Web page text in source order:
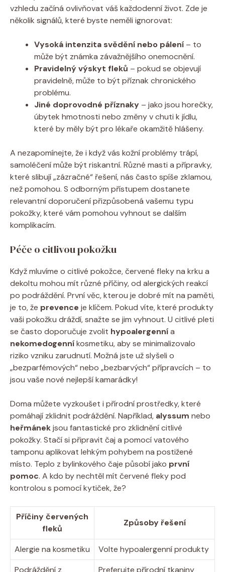
vzhledu začíná ovlivňovat váš každodenní život. Zde je
několik signálů, které byste neměli ignorovat:
Vysoká intenzita svědění nebo pálení – to
může být známka závažnějšího onemocnění.
Pravidelný výskyt fleků – pokud se objevují
pravidelně, může to být příznak chronického
problému.
Jiné doprovodné příznaky – jako jsou horečky,
úbytek hmotnosti nebo změny v chuti k jídlu,
které by měly být pro lékaře okamžitě hlášeny.
A nezapomínejte, že i když vás kožní problémy trápí,
samoléčení může být riskantní. Různé masti a přípravky,
které slibují „zázračné“ řešení, nás často spíše zklamou,
než pomohou. S odborným přístupem dostanete
relevantní doporučení přizpůsobená vašemu typu
pokožky, které vám pomohou vyhnout se dalším
komplikacím.
Péče o citlivou pokožku
Když mluvíme o citlivé pokožce, červené fleky na krku a
dekoltu mohou mít různé příčiny, od alergických reakcí
po podráždění. První věc, kterou je dobré mít na paměti,
je to, že prevence je klíčem. Pokud víte, které produkty
vaši pokožku dráždí, snažte se jim vyhnout. U citlivé pleti
se často doporučuje zvolit hypoalergennía
nekomedogenníkosmetiku, aby se minimalizovalo
riziko vzniku zarudnutí. Možná jste už slyšeli o
„bezparfémových“ nebo „bezbarvých“ přípravcích – to
jsou vaše nové nejlepší kamarádky!
Doma můžete vyzkoušet i přírodní prostředky, které
pomáhají zklidnit podráždění. Například, alyssum nebo
heřmánekjsou fantastické pro zklidnění citlivé
pokožky. Stačí si připravit čaj a pomocí vatového
tamponu aplikovat lehkým pohybem na postižené
místo. Teplo z bylinkového čaje působí jako první
pomoc. A kdo by nechtěl mít červené fleky pod
kontrolou s pomocí kytiček, že?
Příčiny červených
fleků
Způsoby řešení
Alergie na kosmetiku
Volte hypoalergenní produkty
Podráždění z
Preferujte přírodní tkaniny